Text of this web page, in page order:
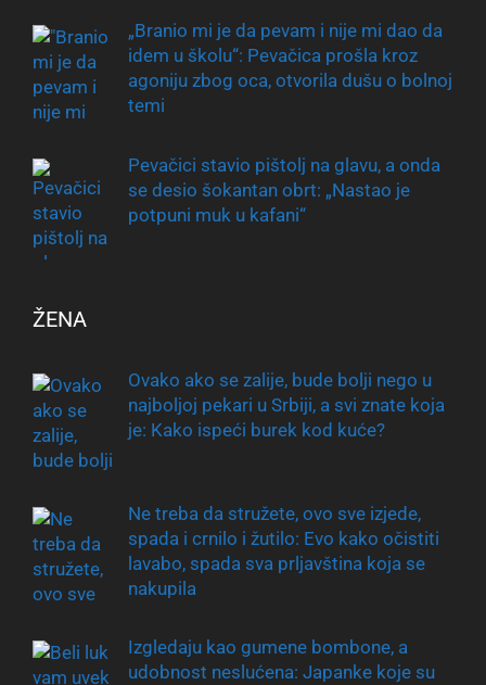
„Branio mi je da pevam i nije mi dao da
idem u školu“: Pevačica prošla kroz
agoniju zbog oca, otvorila dušu o bolnoj
temi
Pevačici stavio pištolj na glavu, a onda
se desio šokantan obrt: „Nastao je
potpuni muk u kafani“
ŽENA
Ovako ako se zalije, bude bolji nego u
najboljoj pekari u Srbiji, a svi znate koja
je: Kako ispeći burek kod kuće?
Ne treba da stružete, ovo sve izjede,
spada i crnilo i žutilo: Evo kako očistiti
lavabo, spada sva prljavština koja se
nakupila
Izgledaju kao gumene bombone, a
udobnost neslućena: Japanke koje su